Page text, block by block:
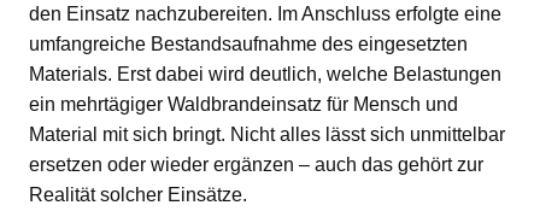
den Einsatz nachzubereiten. Im Anschluss erfolgte eine
umfangreiche Bestandsaufnahme des eingesetzten
Materials. Erst dabei wird deutlich, welche Belastungen
ein mehrtägiger Waldbrandeinsatz für Mensch und
Material mit sich bringt. Nicht alles lässt sich unmittelbar
ersetzen oder wieder ergänzen – auch das gehört zur
Realität solcher Einsätze.